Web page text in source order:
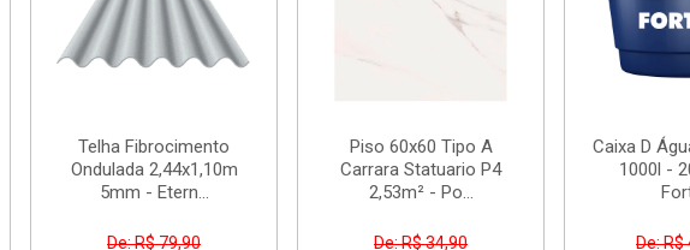
Telha Fibrocimento
Ondulada 2,44x1,10m
5mm - Etern...
De: R$ 79,90
Piso 60x60 Tipo A
Carrara Statuario P4
2,53m² - Po...
De: R$ 34,90
Caixa D
1000l -
De: R$